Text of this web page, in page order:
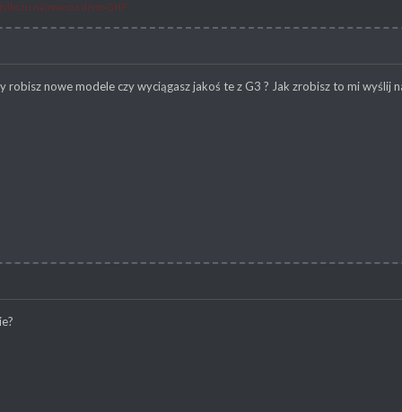
tu najnowsze demo GHP
robisz nowe modele czy wyciągasz jakoś te z G3 ? Jak zrobisz to mi wyślij